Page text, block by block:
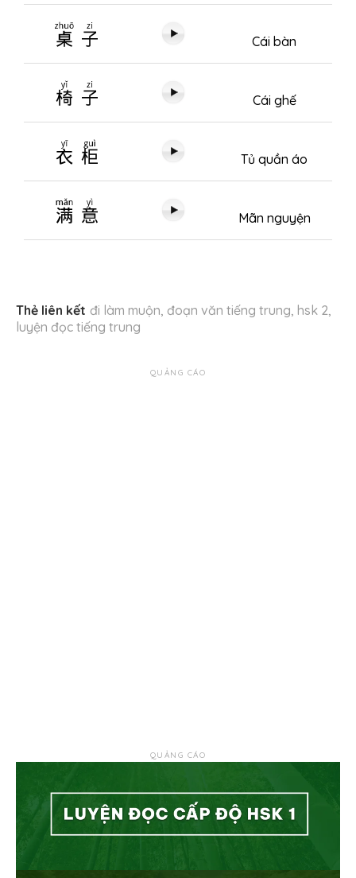
桌子 Cái bàn
椅子 Cái ghế
衣柜 Tủ quần áo
满意 Mãn nguyện
Thẻ liên kết đi làm muộn đoạn văn tiếng trung hsk 2
luyện đọc tiếng trung
QUẢNG CÁO
QUẢNG CÁO